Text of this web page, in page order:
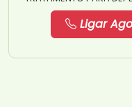
Ligar